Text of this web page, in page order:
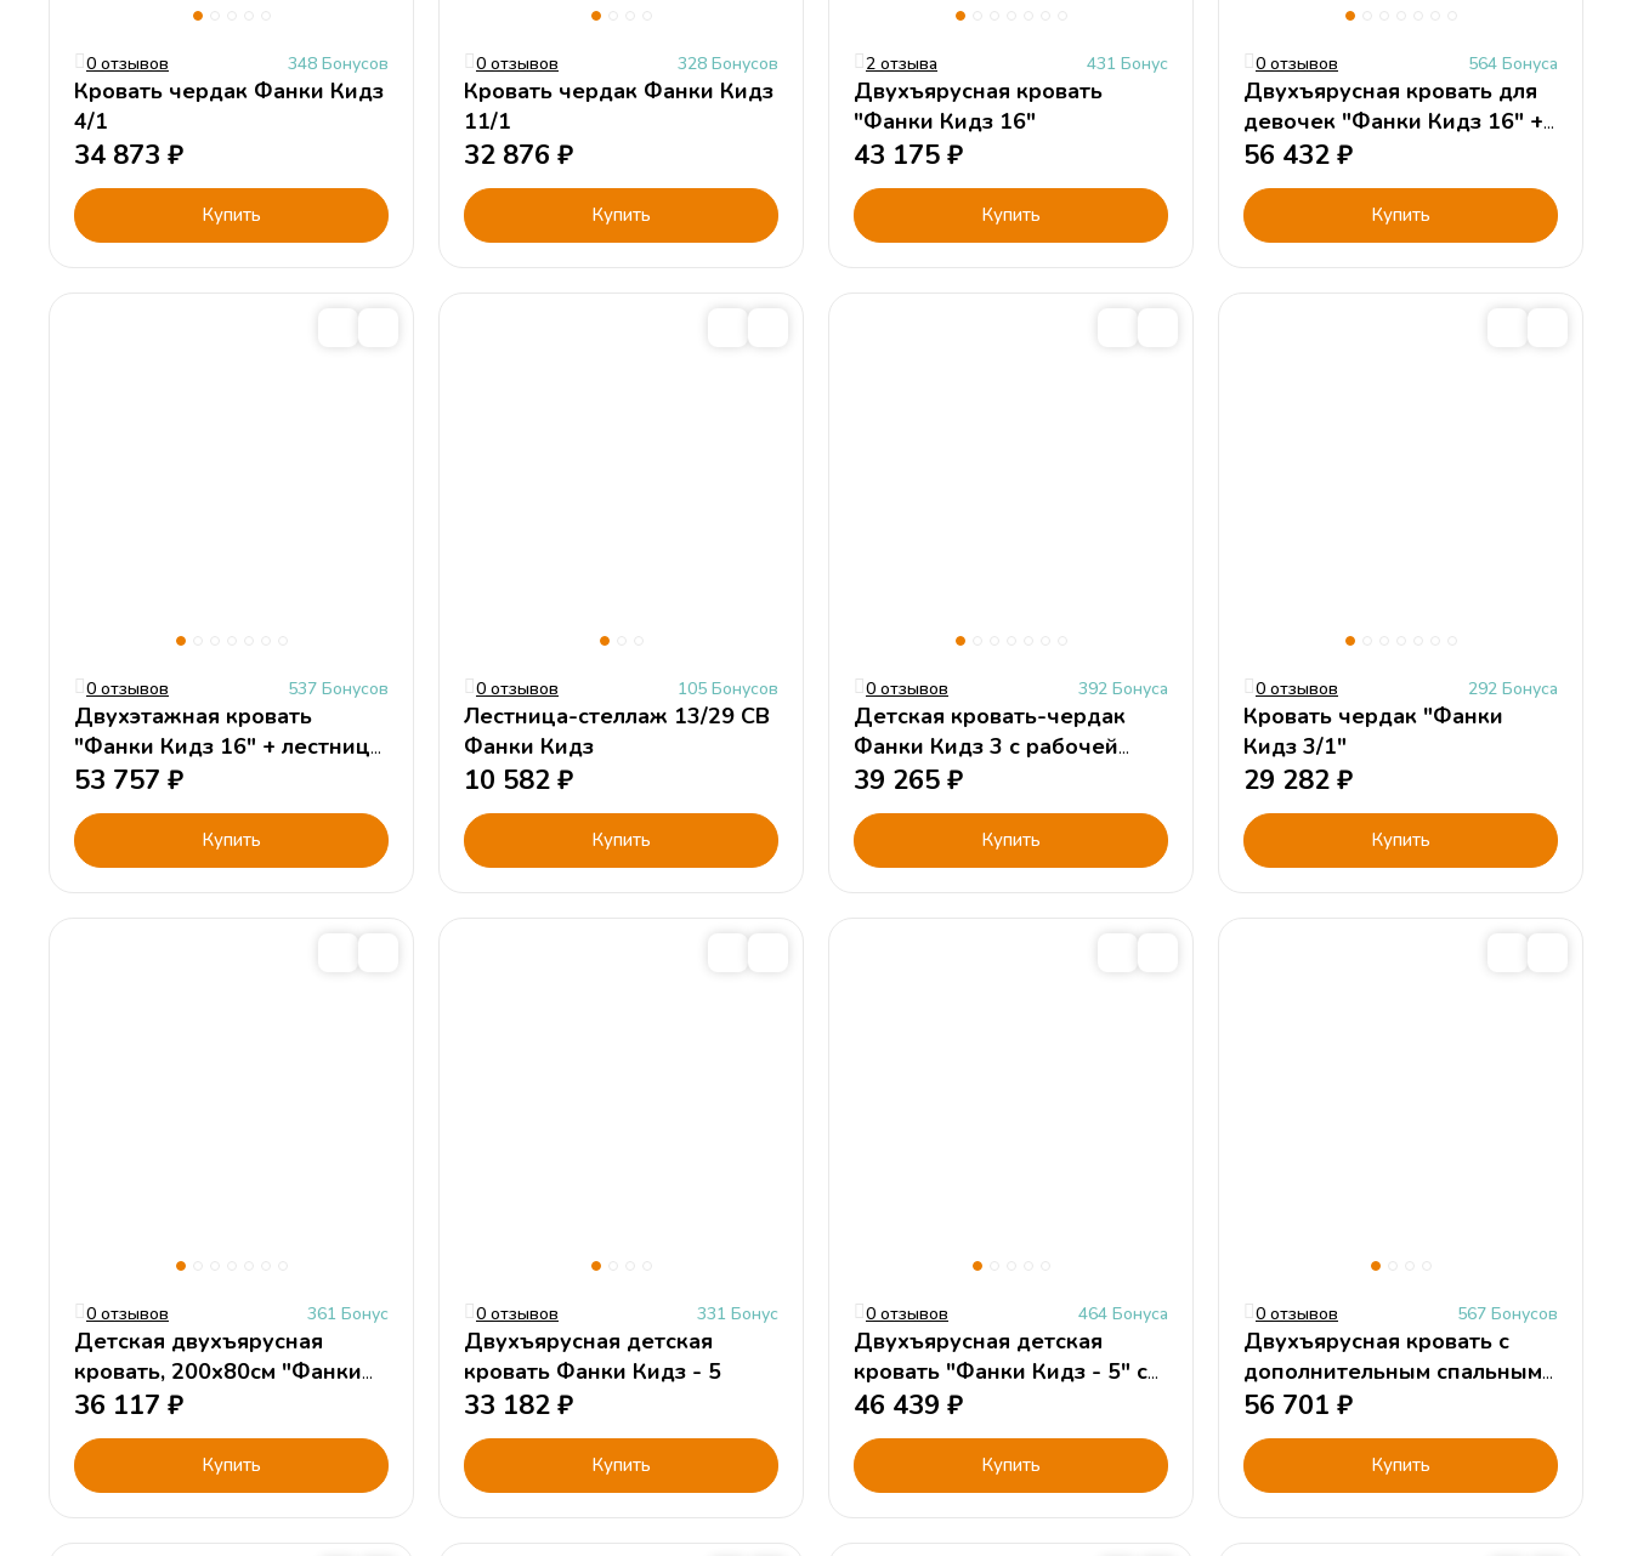
0 отзывов 348 Бонусов
Кровать чердак Фанки Кидз
4/1
34 873 ₽
Купить
0 отзывов 328 Бонусов
Кровать чердак Фанки Кидз
11/1
32 876 ₽
Купить
2 отзыва 431 Бонус
Двухъярусная кровать
"Фанки Кидз 16"
43 175 ₽
Купить
0 отзывов 564 Бонуса
Двухъярусная кровать для
девочек "Фанки Кидз 16" +
лестница-комод 13/8 СВ
56 432 ₽
Купить
0 отзывов 537 Бонусов
Двухэтажная кровать
"Фанки Кидз 16" + лестница
стеллаж 13/29
53 757 ₽
Купить
0 отзывов 105 Бонусов
Лестница-стеллаж 13/29 СВ
Фанки Кидз
10 582 ₽
Купить
0 отзывов 392 Бонуса
Детская кровать-чердак
Фанки Кидз 3 с рабочей
зоной
39 265 ₽
Купить
0 отзывов 292 Бонуса
Кровать чердак "Фанки
Кидз 3/1"
29 282 ₽
Купить
0 отзывов 361 Бонус
Детская двухъярусная
кровать, 200х80см "Фанки
Соло 4"
36 117 ₽
Купить
0 отзывов 331 Бонус
Двухъярусная детская
кровать Фанки Кидз - 5
33 182 ₽
Купить
0 отзывов 464 Бонуса
Двухъярусная детская
кровать "Фанки Кидз - 5" с
лестницей-комодом 13/8 СВ
46 439 ₽
Купить
0 отзывов 567 Бонусов
Двухъярусная кровать с
дополнительным спальным
местом "Фанки Кидз-21"
56 701 ₽
Купить